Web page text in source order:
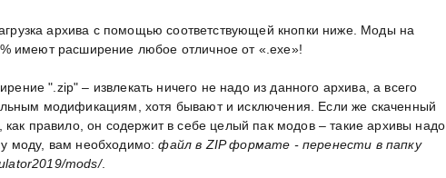
архива с помощью соответствующей кнопки ниже. Моды на
имеют расширение любое отличное от «.exe»!
".zip" – извлекать ничего не надо из данного архива, а всего
модификациям, хотя бывают и исключения. Если же скаченный
правило, он содержит в себе целый пак модов – такие архивы надо
моду, вам необходимо:файл в ZIP формате - перенести в папку
mods/.